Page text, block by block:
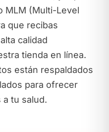
MLM (Multi-Level
que recibas
calidad
tienda en línea.
están respaldados
para ofrecer
tu salud.